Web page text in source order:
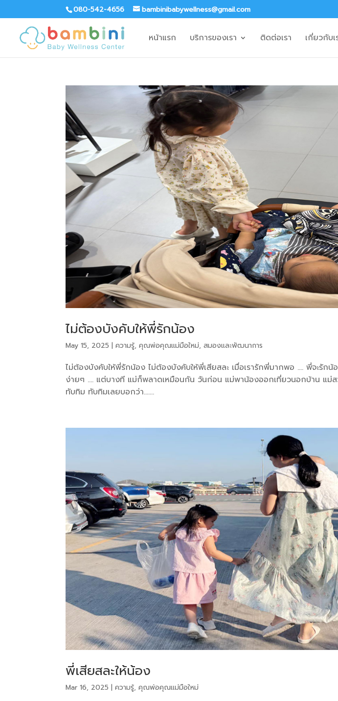
080-542-4656 bambinibabywellness@gmail.com
หน้าแรก บริการของเรา ติดต่อเรา เกี่ยวกับเ
ไม่ต้องบังคับให้พี่รักน้อง
May 15, 2025 |ความรู้,คุณพ่อคุณแม่มือใหม่,สมองและพัฒนาการ
ไม่ต้องบังคับให้พี่รักน้อง ไม่ต้องบังคับให้พี่เสียสละ เมื่อเรารักพี่มากพอ …. พี่จะรัก
ง่ายๆ …. แต่บางที แม่ก็พลาดเหมือนกัน วันก่อน แม่พาน้องออกเที่ยวนอกบ้าน แม่ส
ทับทิม ทับทิมเลยบอกว่า…....
พี่เสียสละให้น้อง
Mar 16, 2025 |ความรู้,คุณพ่อคุณแม่มือใหม่